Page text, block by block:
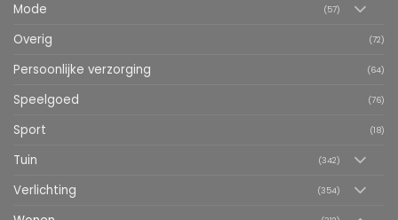
Mode (57)
Overig (72)
Persoonlijke verzorging (64)
Speelgoed (76)
Sport (18)
Tuin (342)
Verlichting (354)